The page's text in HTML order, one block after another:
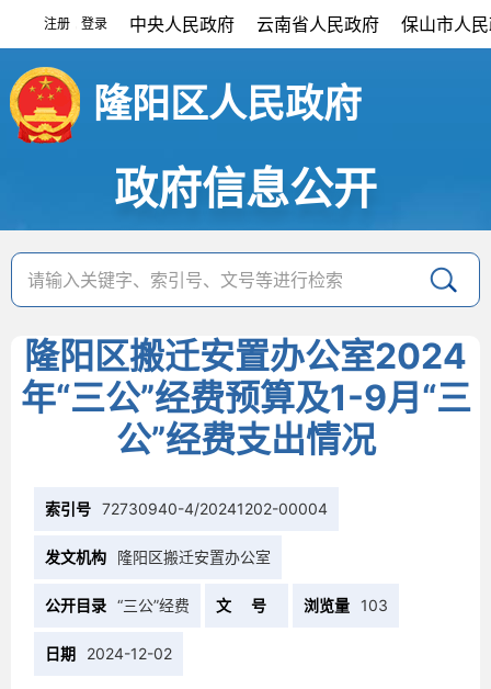
注册 登录 中央人民政府 云南省人民政府 保山市人
隆阳区人民政府
政府信息公开
隆阳区搬迁安置办公室2024
年“三公”经费预算及1-9月“三
公”经费支出情况
索引号 72730940-4/20241202-00004
发文机构 隆阳区搬迁安置办公室
公开目录 “三公”经费 文 号 浏览量 103
日期 2024-12-02